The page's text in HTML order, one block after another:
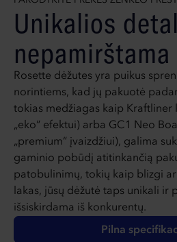
Unikalios
Rosette dėžutes yra puikus
norintiems, kad jų pakuotė
tokias medžiagas kaip Kraftliner
„eko“ efektui) arba GC1 Neo
„premium“ įvaizdžiui), galima
gaminio pobūdį atitinkančią
patobulinimų, tokių kaip blizgi
lakas, jūsų dėžutė taps unikali ir
išsiskirdama iš konkurentų.
Pilna